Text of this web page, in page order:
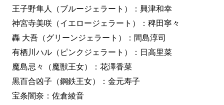
王子野隼人（ブルージェラート）：興津和幸
神宮寺美咲（イエロージェラート）：稗田寧々
轟 大吾（グリーンジェラート）：間島淳司
有栖川ハル（ピンクジェラート）：日高里菜
魔島忌々（魔獣王女）：花澤香菜
黒百合凶子（鋼鉄王女）：金元寿子
宝条闇奈：佐倉綾音